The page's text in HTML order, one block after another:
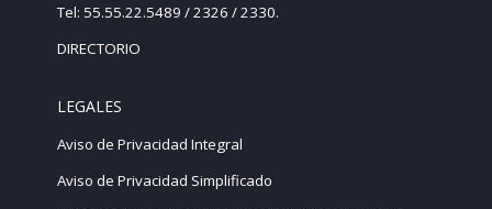
Tel: 55.55.22.5489 / 2326 / 2330.
DIRECTORIO
LEGALES
Aviso de Privacidad Integral
Aviso de Privacidad Simplificado